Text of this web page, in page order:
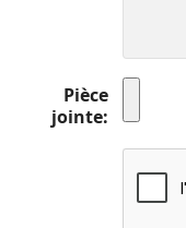
Pièce
jointe